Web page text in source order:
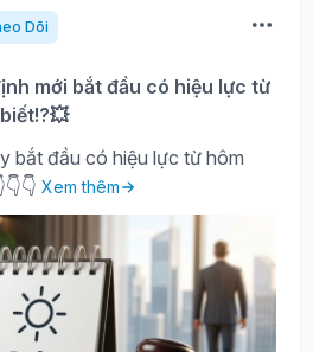
Dõi
mới bắt đầu có hiệu lực từ
bắt đầu có hiệu lực từ hôm
Xem thêm